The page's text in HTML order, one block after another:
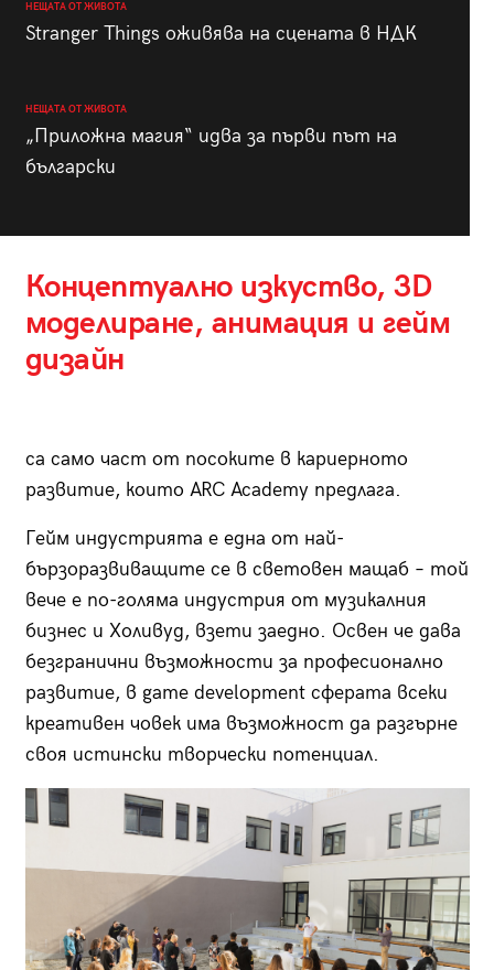
НЕЩАТА ОТ ЖИВОТА
Stranger Things оживява на сцената в НДК
НЕЩАТА ОТ ЖИВОТА
„Приложна магия“ идва за първи път на
български
Концептуално изкуство, 3D
моделиране, анимация и гейм
дизайн
са само част от посоките в кариерното
развитие, които ARC Academy предлага.
Гейм индустрията е една от най-
бързоразвиващите се в световен мащаб – той
вече е по-голяма индустрия от музикалния
бизнес и Холивуд, взети заедно. Освен че дава
безгранични възможности за професионално
развитие, в game development сферата всеки
креативен човек има възможност да разгърне
своя истински творчески потенциал.